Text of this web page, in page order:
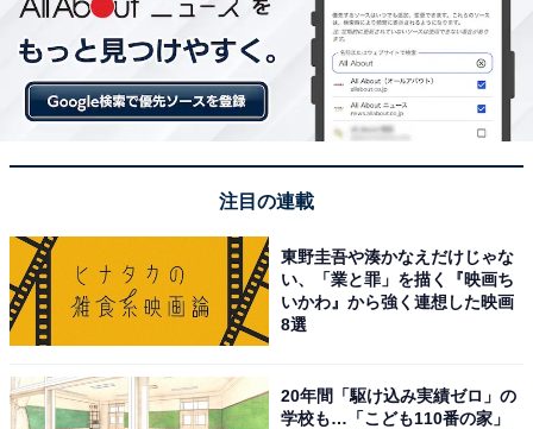
他の星座の運勢も見る
【3月の運勢】おひつじ座（牡羊座）※今見ている記事
【3月の運勢】おうし座（牡牛座）
【3月の運勢】ふたご座（双子座）
注目の連載
東野圭吾や湊かなえだけじゃな
い、「業と罪」を描く『映画ち
いかわ』から強く連想した映画
8選
20年間「駆け込み実績ゼロ」の
学校も…「こども110番の家」